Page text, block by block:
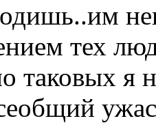
тех
таковых я